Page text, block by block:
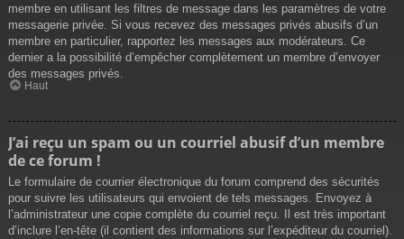
membre en utilisant les filtres de message dans les paramètres de votre
messagerie privée. Si vous recevez des messages privés abusifs d’un
membre en particulier, rapportez les messages aux modérateurs. Ce
dernier a la possibilité d’empêcher complètement un membre d’envoyer
des messages privés.
Haut
J’ai reçu un spam ou un courriel abusif d’un membre
de ce forum !
Le formulaire de courrier électronique du forum comprend des sécurités
pour suivre les utilisateurs qui envoient de tels messages. Envoyez à
l’administrateur une copie complète du courriel reçu. Il est très important
d’inclure l’en-tête (il contient des informations sur l’expéditeur du courriel).